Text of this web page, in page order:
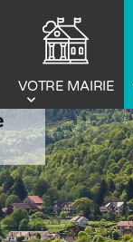
VOTRE MAIRIE